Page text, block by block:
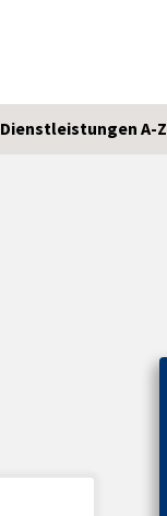
Dienstleistungen A-Z